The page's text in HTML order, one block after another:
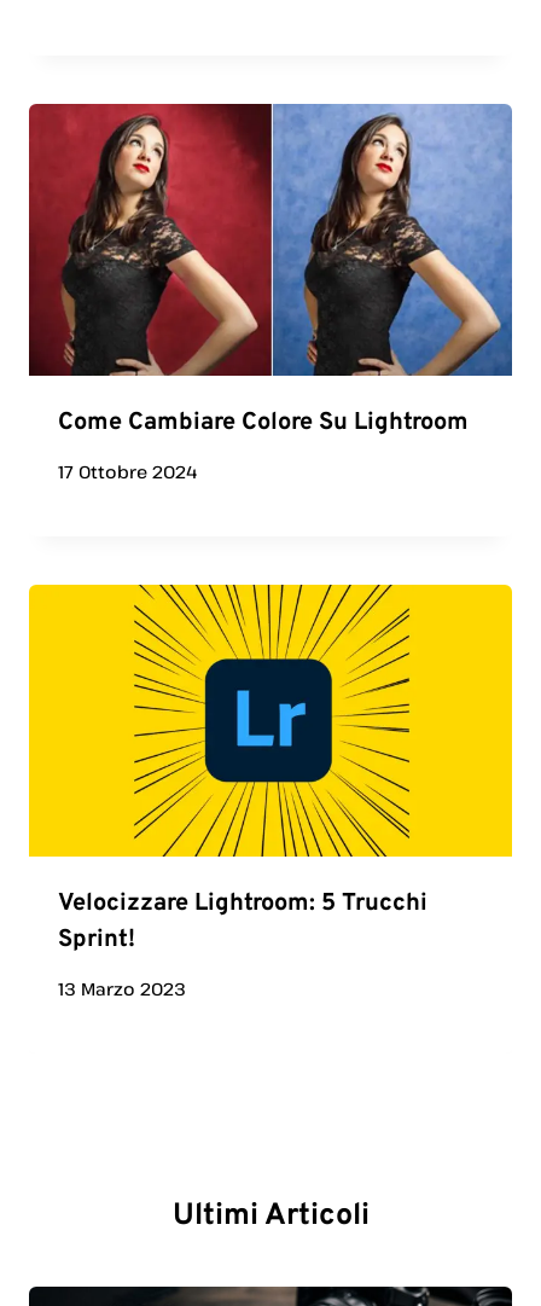
Come Cambiare Colore Su Lightroom
17 Ottobre 2024
Velocizzare Lightroom: 5 Trucchi
Sprint!
13 Marzo 2023
Ultimi Articoli